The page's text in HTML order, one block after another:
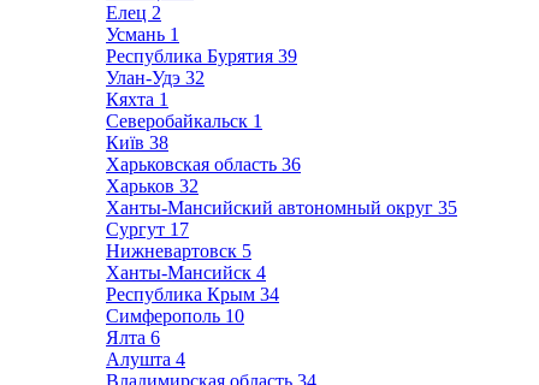
Елец 2
Усмань 1
Республика Бурятия 39
Улан-Удэ 32
Кяхта 1
Северобайкальск 1
Київ 38
Харьковская область 36
Харьков 32
Ханты-Мансийский автономный округ 35
Сургут 17
Нижневартовск 5
Ханты-Мансийск 4
Республика Крым 34
Симферополь 10
Ялта 6
Алушта 4
Владимирская область 34